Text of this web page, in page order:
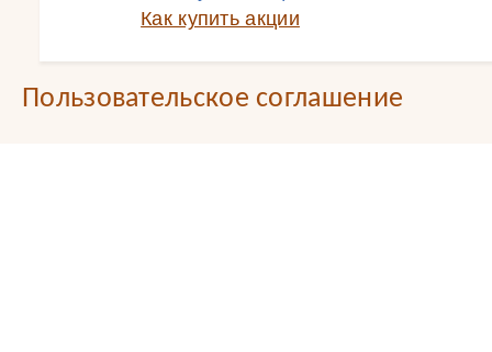
Как купить акции
Пользовательское соглашение